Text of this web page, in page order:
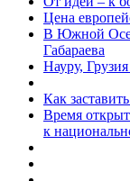
Цена
В Южной
Габараева
Науру,
Как
Время
к